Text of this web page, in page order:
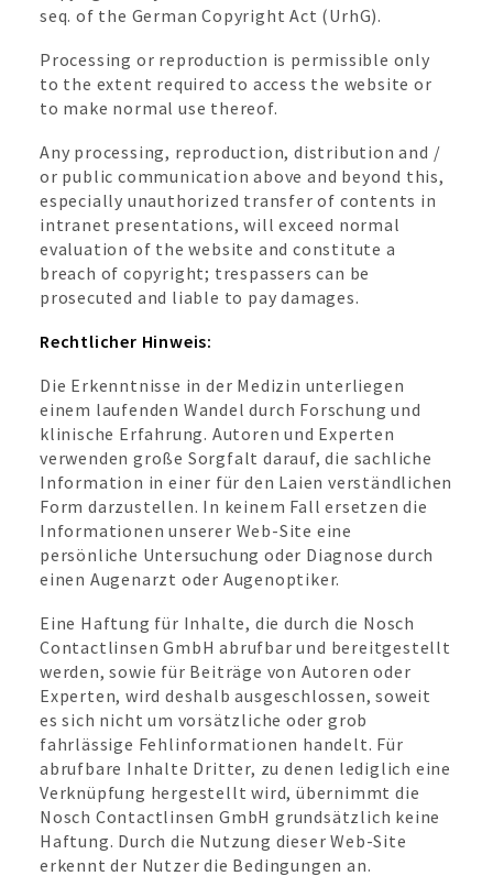
seq. of the German Copyright Act (UrhG).
Processing or reproduction is permissible only
to the extent required to access the website or
to make normal use thereof.
Any processing, reproduction, distribution and /
or public communication above and beyond this,
especially unauthorized transfer of contents in
intranet presentations, will exceed normal
evaluation of the website and constitute a
breach of copyright; trespassers can be
prosecuted and liable to pay damages.
Rechtlicher Hinweis:
Die Erkenntnisse in der Medizin unterliegen
einem laufenden Wandel durch Forschung und
klinische Erfahrung. Autoren und Experten
verwenden große Sorgfalt darauf, die sachliche
Information in einer für den Laien verständlichen
Form darzustellen. In keinem Fall ersetzen die
Informationen unserer Web-Site eine
persönliche Untersuchung oder Diagnose durch
einen Augenarzt oder Augenoptiker.
Eine Haftung für Inhalte, die durch die Nosch
Contactlinsen GmbH abrufbar und bereitgestellt
werden, sowie für Beiträge von Autoren oder
Experten, wird deshalb ausgeschlossen, soweit
es sich nicht um vorsätzliche oder grob
fahrlässige Fehlinformationen handelt. Für
abrufbare Inhalte Dritter, zu denen lediglich eine
Verknüpfung hergestellt wird, übernimmt die
Nosch Contactlinsen GmbH grundsätzlich keine
Haftung. Durch die Nutzung dieser Web-Site
erkennt der Nutzer die Bedingungen an.